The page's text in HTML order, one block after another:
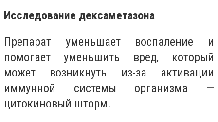
Исследование дексаметазона
Препарат уменьшает воспаление и
помогает уменьшить вред, который
может возникнуть из-за активации
иммунной системы организма —
цитокиновый шторм.